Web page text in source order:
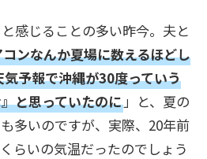
感じることの多い昨今。夫と
ンなんか夏場に数えるほどし
気予報で沖縄が30度っていう
と思っていたのに」と、夏の
多いのですが、実際、20年前
らいの気温だったのでしょう